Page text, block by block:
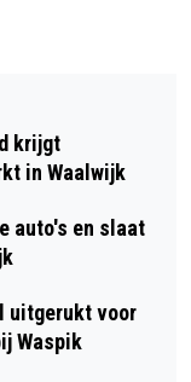
DE
BIEDT
EN
krijgt
in Waalwijk
auto's en slaat
uitgerukt voor
Waspik